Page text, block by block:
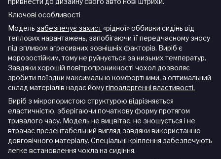
Ключові особливості
Модель забезпечує захист«рідної» оббивки сидінь від
теплових навантажень, запобігаючи її передчасному зносу
під впливом агресивних зовнішніх факторів. Виріб є
морозостійким, тому не руйнується за низьких температур.
Завдяки хорошій повітропроникності чохол дозволяє
зробити поїздки максимально комфортними, а оптимальний
склад матеріалів надає йомугіпоалергенні властивості.
Виріб з мікропористою структурою відрізняється
еластичністю, зберігаючи початкову форму протягом
тривалого часу. Модель не вицвітає, не зношується і не
втрачає презентабельний вигляд завдяки використанню
довговічного матеріалу. Спеціальні кріплення забезпечують
легке встановлення чохла на сидіння.